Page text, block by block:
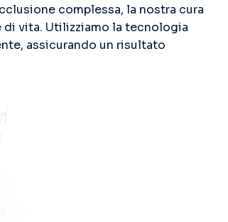
complessa, la nostra cura
vita. Utilizziamo la tecnologia
assicurando un risultato